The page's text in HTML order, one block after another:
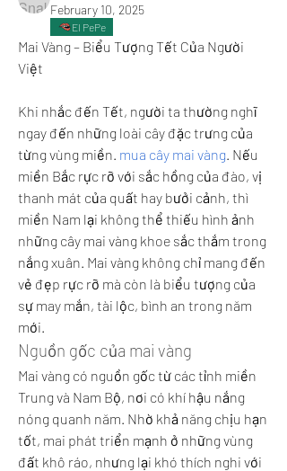
February 10, 2025
El PePe
Mai Vàng – Biểu Tượng Tết Của Người
Việt
Khi nhắc đến Tết, người ta thường nghĩ
ngay đến những loài cây đặc trưng của
từng vùng miền. mua cây mai vàng. Nếu
miền Bắc rực rỡ với sắc hồng của đào, vị
thanh mát của quất hay bưởi cảnh, thì
miền Nam lại không thể thiếu hình ảnh
những cây mai vàng khoe sắc thắm trong
nắng xuân. Mai vàng không chỉ mang đến
vẻ đẹp rực rỡ mà còn là biểu tượng của
sự may mắn, tài lộc, bình an trong năm
mới.
Nguồn gốc của mai vàng
Mai vàng có nguồn gốc từ các tỉnh miền
Trung và Nam Bộ, nơi có khí hậu nắng
nóng quanh năm. Nhờ khả năng chịu hạn
tốt, mai phát triển mạnh ở những vùng
đất khô ráo, nhưng lại khó thích nghi với